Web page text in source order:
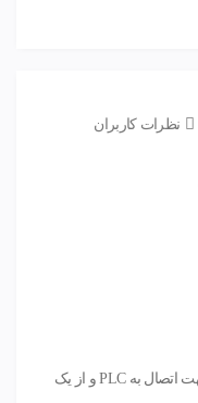
نظرات کاربران
این کابل از یک سمت دارای پورت سریال جهت اتصال به PLC و از یک